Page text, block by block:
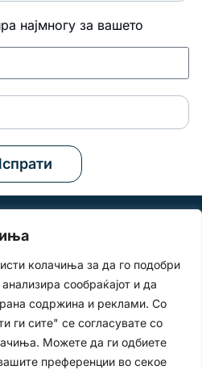
колачиња за да го подобри
сообраќајот и да
содржина и реклами. Со
ги сите" се согласувате со
Можете да ги одбиете
преференции во секое
најмногу за вашето
info@elmundo.com.mk
+389 2 3051748
+389 78 407540